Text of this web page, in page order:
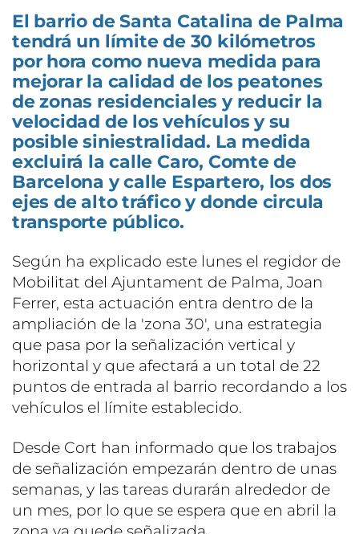
El barrio de Santa Catalina de Palma
tendrá un límite de 30 kilómetros
por hora como nueva medida para
mejorar la calidad de los peatones
de zonas residenciales y reducir la
velocidad de los vehículos y su
posible siniestralidad. La medida
excluirá la calle Caro, Comte de
Barcelona y calle Espartero, los dos
ejes de alto tráfico y donde circula
transporte público.
Según ha explicado este lunes el regidor de
Mobilitat del Ajuntament de Palma, Joan
Ferrer, esta actuación entra dentro de la
ampliación de la 'zona 30', una estrategia
que pasa por la señalización vertical y
horizontal y que afectará a un total de 22
puntos de entrada al barrio recordando a los
vehículos el límite establecido.
Desde Cort han informado que los trabajos
de señalización empezarán dentro de unas
semanas, y las tareas durarán alrededor de
un mes, por lo que se espera que en abril la